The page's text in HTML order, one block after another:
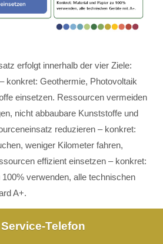
erfolgt innerhalb der vier Ziele:
konkret: Geothermie, Photovoltaik
einsetzen. Ressourcen vermeiden
nicht abbaubare Kunststoffe und
reduzieren – konkret:
weniger Kilometer fahren,
effizient einsetzen – konkret:
verwenden, alle technischen
A+.
Service-Telefon